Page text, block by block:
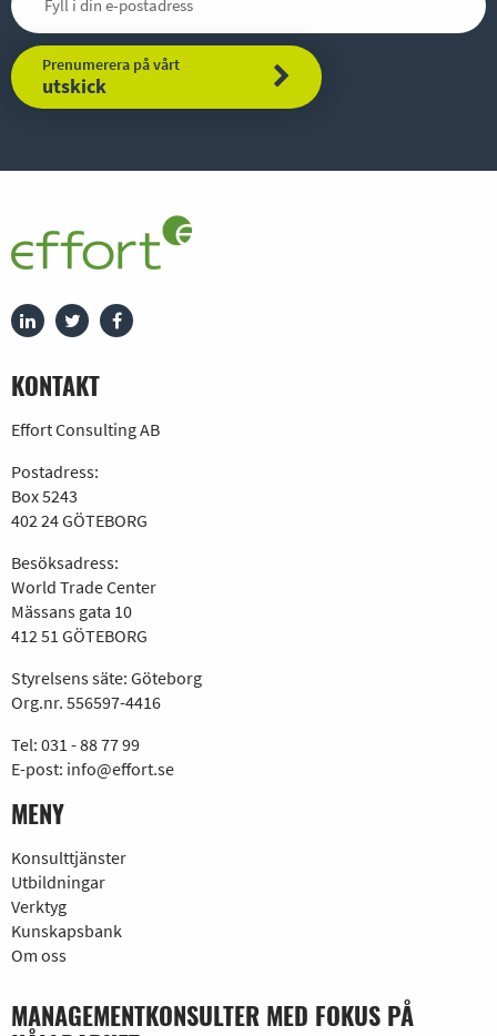
Prenumerera på vårt
utskick
KONTAKT
Effort Consulting AB
Postadress:
Box 5243
402 24 GÖTEBORG
Besöksadress:
World Trade Center
Mässans gata 10
412 51 GÖTEBORG
Styrelsens säte: Göteborg
Org.nr. 556597-4416
Tel: 031 - 88 77 99
E-post: info@effort.se
MENY
Konsulttjänster
Utbildningar
Verktyg
Kunskapsbank
Om oss
MANAGEMENTKONSULTER MED FOKUS PÅ